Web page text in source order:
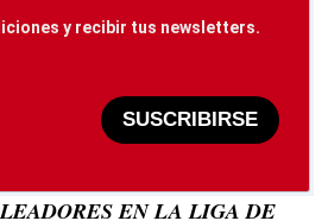
y recibir tus newsletters.
SUSCRIBIRSE
EN LA LIGA DE